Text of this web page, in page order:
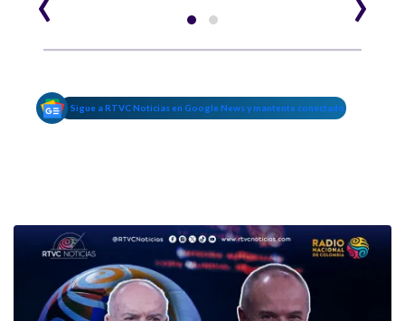
Sigue a RTVC Noticias en Google News y mantente conectado